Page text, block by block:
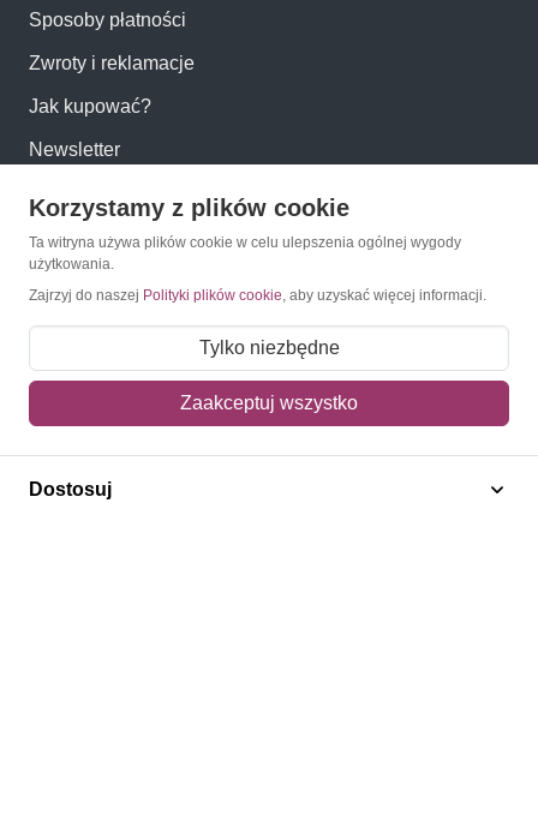
Sposoby płatności
Zwroty i reklamacje
Jak kupować?
Newsletter
Konto
Moje konto
Moje zamówienia
Mój koszyk
Adres dostawy
Polecamy
Korzystamy z plików cookie
Ta witryna używa plików cookie w celu ulepszenia ogólnej wygody
użytkowania.
Zajrzyj do naszej Polityki plików cookie, aby uzyskać więcej informacji.
Tylko niezbędne
Zaakceptuj wszystko
Dostosuj